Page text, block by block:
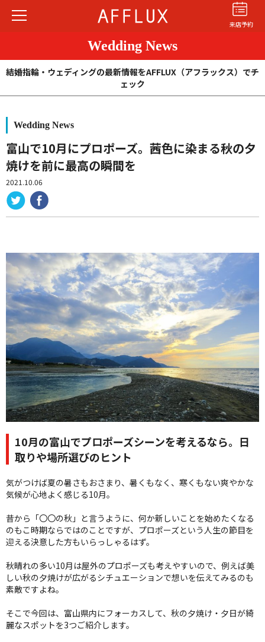
来店予約
セットリング
商品カテゴリ
ショップ
AFFLUXについて
ゆびわ言葉®
クオリティ
AFFLUXダイヤモンド
サービス
お役立ち記事
フェア・ニュース
ブログ・お客様の声
カタログ請求
06-7777-7370
お問い合わせ| プライバシーポリシー
Wedding News
結婚指輪・ウェディングの最新情報をAFFLUX（アフラックス）でチ
ェック
Wedding News
富山で10月にプロポーズ。茜色に染まる秋の夕
焼けを前に最高の瞬間を
2021.10.06
10月の富山でプロポーズシーンを考えるなら。日
取りや場所選びのヒント
気がつけば夏の暑さもおさまり、暑くもなく、寒くもない爽やかな
気候が心地よく感じる10月。
昔から「〇〇の秋」と言うように、何か新しいことを始めたくなる
のもこ時期ならではのことですが、プロポーズという人生の節目を
迎える決意した方もいらっしゃるはず。
秋晴れの多い10月は屋外のプロポーズも考えやすいので、例えば美
しい秋の夕焼けが広がるシチュエーションで想いを伝えてみるのも
素敵ですよね。
そこで今回は、富山県内にフォーカスして、秋の夕焼け・夕日が綺
麗なスポットを3つご紹介します。